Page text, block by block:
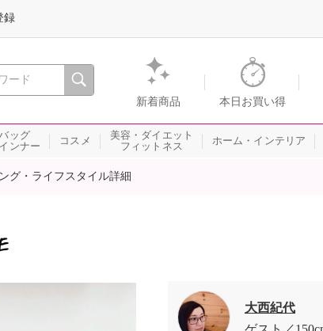
、瞬間を。通販・テレビショッピングのショップチャンネル
新着商品 本日お買い得
録
ッグ
ンナー
コスメ
美容・ダイエット
フィットネス
ホーム・インテリア
グ・ライフスタイル詳細
大西紀代